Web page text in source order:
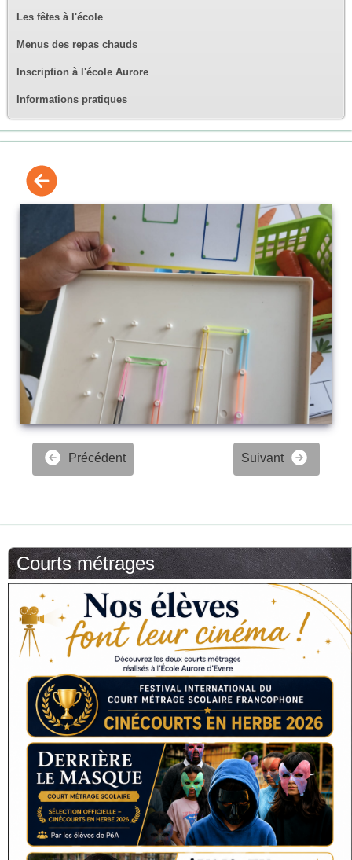
Les fêtes à l'école
Menus des repas chauds
Inscription à l'école Aurore
Informations pratiques
Précédent Suivant
Courts métrages